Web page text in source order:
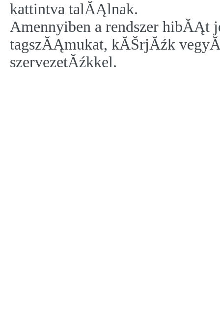
kattintva talĂĄlnak.
Amennyiben a rendszer hibĂĄt
tagszĂĄmukat, kĂŠrjĂźk
szervezetĂźkkel.